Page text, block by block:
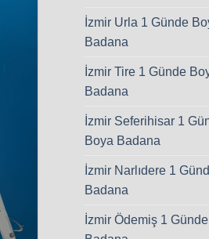
İzmir Urla 1 Günde
Badana
İzmir Tire 1 Günde
Badana
İzmir Seferihisar 1
Boya Badana
İzmir Narlıdere 1
Badana
İzmir Ödemiş 1